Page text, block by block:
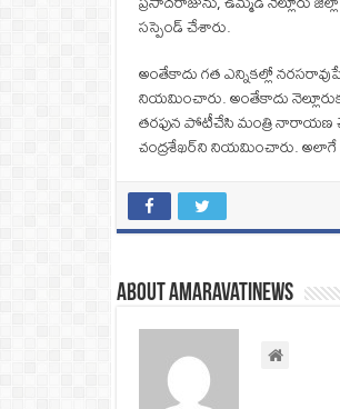
సస్పెండ్‌ చేశారు.
అంతేకాదు గత ఎన్నికల్లో
నియమించారు. అంతేకాదు
తరఫున పోటీచేసి మంత్రి నారాయణ
చంద్రశేఖర్‌ని నియమించారు. అలాగే
About amaravatinews